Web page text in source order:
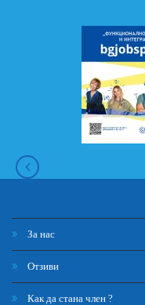
За нас
Отзиви
Как да стана член ?